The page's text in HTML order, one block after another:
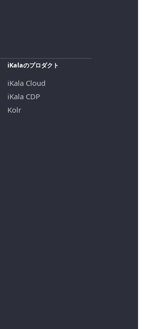
iKalaのプロダクト
iKala Cloud
iKala CDP
Kolr